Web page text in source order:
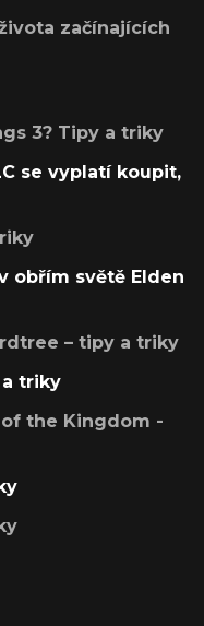
začínajících
3? Tipy a triky
se vyplatí koupit,
obřím světě Elden
– tipy a triky
triky
the Kingdom -